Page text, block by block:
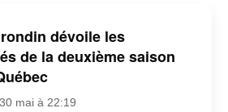
dévoile les
de la deuxième saison
mai à 22:19